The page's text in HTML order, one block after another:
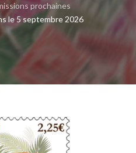
prochaines
le 5 septembre 2026